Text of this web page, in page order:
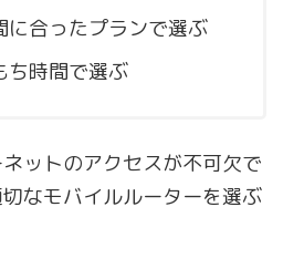
に合ったプランで選ぶ
ち時間で選ぶ
ットのアクセスが不可欠で
なモバイルルーターを選ぶ